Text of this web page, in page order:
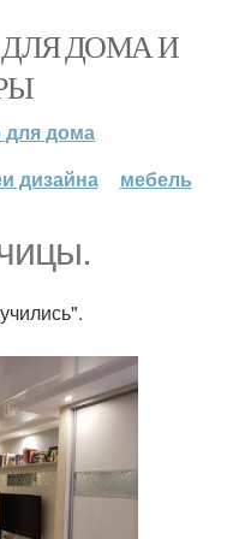
ДЛЯ ДОМА И
для дома
дизайна мебель